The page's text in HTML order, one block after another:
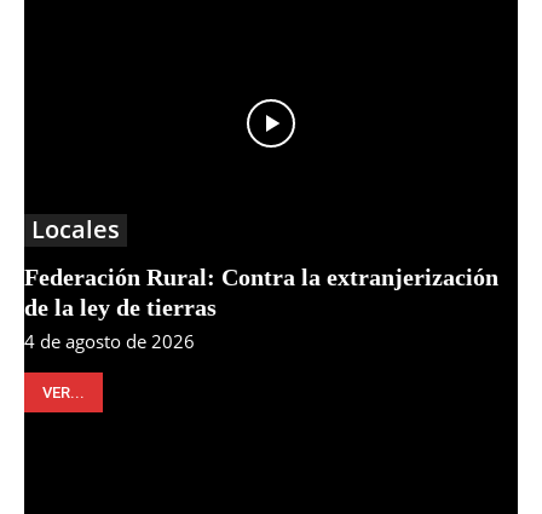
Locales
Federación Rural: Contra la extranjerización
de la ley de tierras
4 de agosto de 2026
VER...